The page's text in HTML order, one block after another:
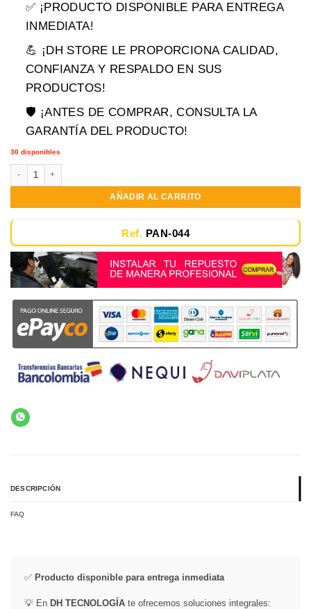
original
era:
actual
✅ ¡PRODUCTO DISPONIBLE PARA ENTREGA
INMEDIATA!
💪 ¡DH STORE LE PROPORCIONA CALIDAD,
CONFIANZA Y RESPALDO EN SUS
PRODUCTOS!
🛡️ ¡ANTES DE COMPRAR, CONSULTA LA
GARANTÍA DEL PRODUCTO!
30 disponibles
Pantalla 14.0 nano Slim 30 Pines Ips Hp Toshiba Acer Lenovo cantidad
AÑADIR AL CARRITO
Ref. PAN-044
DESCRIPCIÓN
FAQ
✅ Producto disponible para entrega inmediata
💡 En DH TECNOLOGÍA te ofrecemos soluciones integrales: